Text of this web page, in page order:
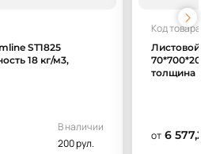
ST1825
18 кг/м3,
В наличии
200 рул.
Код
толщина
от 6